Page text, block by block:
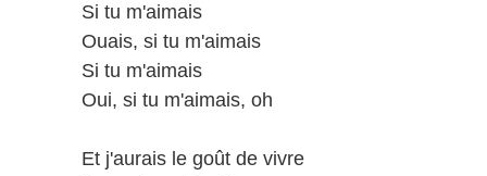
Si tu m'aimais
Ouais, si tu m'aimais
Si tu m'aimais
Oui, si tu m'aimais, oh
Et j'aurais le goût de vivre